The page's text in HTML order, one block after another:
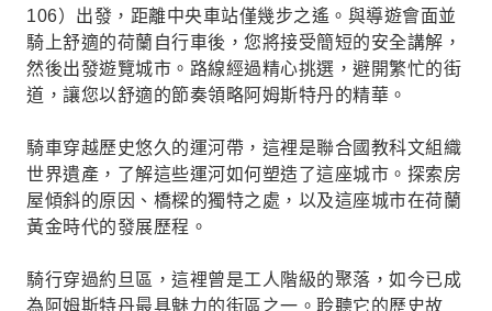
106）出發，距離中央車站僅幾步之遙。與導遊會面並
騎上舒適的荷蘭自行車後，您將接受簡短的安全講解，
然後出發遊覽城市。路線經過精心挑選，避開繁忙的街
道，讓您以舒適的節奏領略阿姆斯特丹的精華。
騎車穿越歷史悠久的運河帶，這裡是聯合國教科文組織
世界遺產，了解這些運河如何塑造了這座城市。探索房
屋傾斜的原因、橋樑的獨特之處，以及這座城市在荷蘭
黃金時代的發展歷程。
騎行穿過約旦區，這裡曾是工人階級的聚落，如今已成
為阿姆斯特丹最具魅力的街區之一。聆聽它的歷史故